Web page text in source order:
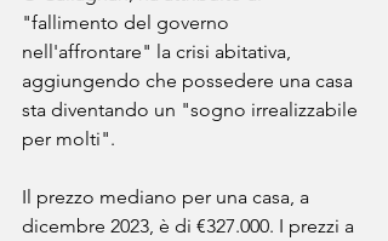
"fallimento del governo
nell'affrontare" la crisi abitativa,
aggiungendo che possedere una casa
sta diventando un "sogno irrealizzabile
per molti".
Il prezzo mediano per una casa, a
dicembre 2023, è di €327.000. I prezzi a